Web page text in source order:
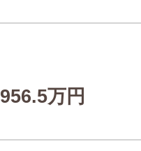
956.5万円